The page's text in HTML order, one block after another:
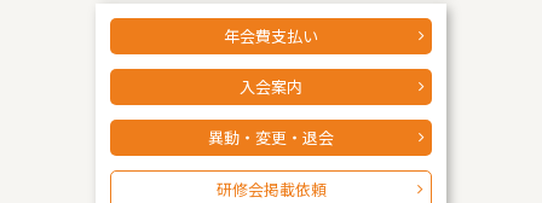
年会費支払い
入会案内
異動・変更・退会
研修会掲載依頼